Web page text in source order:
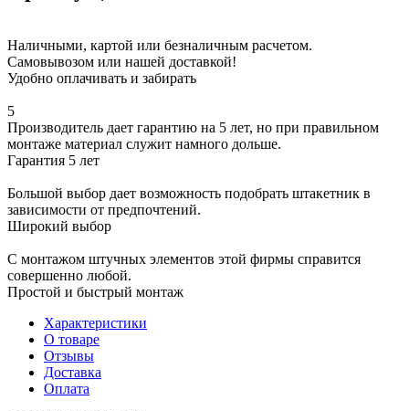
Наличными, картой или безналичным расчетом.
Самовывозом или нашей доставкой!
Удобно оплачивать и забирать
5
Производитель дает гарантию на 5 лет, но при правильном
монтаже материал служит намного дольше.
Гарантия 5 лет
Большой выбор дает возможность подобрать штакетник в
зависимости от предпочтений.
Широкий выбор
С монтажом штучных элементов этой фирмы справится
совершенно любой.
Простой и быстрый монтаж
Характеристики
О товаре
Отзывы
Доставка
Оплата